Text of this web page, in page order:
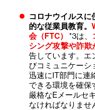
コロナウイルス
的な従業員教育。
会（FTC）
*3は、
シング攻撃や詐欺
告しています。エ
びコミュニケーシ
迅速にIT部門に連
できる環境を確保
厳格なEメールセ
なければなりませ